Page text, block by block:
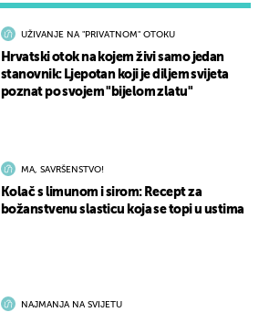
UŽIVANJE NA "PRIVATNOM" OTOKU
Hrvatski otok na kojem živi samo jedan
stanovnik: Ljepotan koji je diljem svijeta
poznat po svojem "bijelom zlatu"
MA, SAVRŠENSTVO!
Kolač s limunom i sirom: Recept za
božanstvenu slasticu koja se topi u ustima
NAJMANJA NA SVIJETU